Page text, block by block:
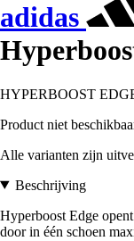
adidas
HYPERBOOST
Product niet
Alle varianten zijn
Beschrijving
Hyperboost Edge
door in één schoen